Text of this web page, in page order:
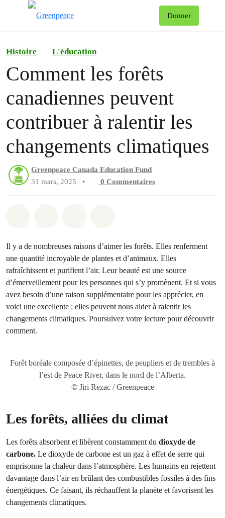
Donner
Histoire L'éducation
Comment les forêts
canadiennes peuvent
contribuer à ralentir les
changements climatiques
Greenpeace Canada Education Fund
31 mars, 2025
• 0 Commentaires
Il y a de nombreuses raisons d’aimer les forêts. Elles renferment
une quantité incroyable de plantes et d’animaux. Elles
rafraîchissent et purifient l’air. Leur beauté est une source
d’émerveillement pour les personnes qui s’y promènent. Et si vous
avez besoin d’une raison supplémentaire pour les apprécier, en
voici une excellente : elles peuvent nous aider à ralentir les
changements climatiques. Poursuivez votre lecture pour découvrir
comment.
Forêt boréale composée d’épinettes, de peupliers et de trembles à
l’est de Peace River, dans le nord de l’Alberta.
© Jiri Rezac / Greenpeace
Les forêts, alliées du climat
Les forêts absorbent et libèrent constamment du dioxyde de
carbone. Le dioxyde de carbone est un gaz à effet de serre qui
emprisonne la chaleur dans l’atmosphère. Les humains en rejettent
davantage dans l’air en brûlant des combustibles fossiles à des fins
énergétiques. Ce faisant, ils réchauffent la planète et favorisent les
changements climatiques.